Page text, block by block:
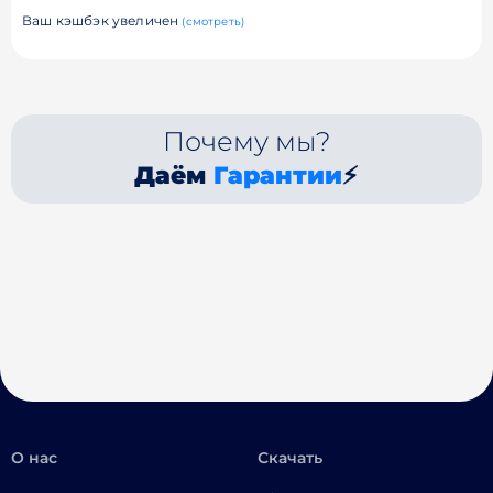
Ваш кэшбэк увеличен (смотреть)
Почему мы?
Даём Гарантии⚡
О нас Скачать